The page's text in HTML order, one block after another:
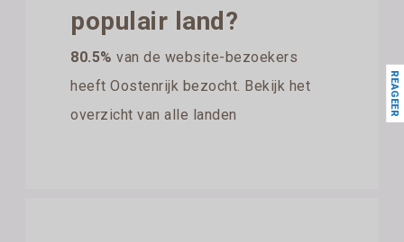
populair land?
80.5% van de website-bezoekers
heeft Oostenrijk bezocht. Bekijk het
overzicht van alle landen
REAGEER